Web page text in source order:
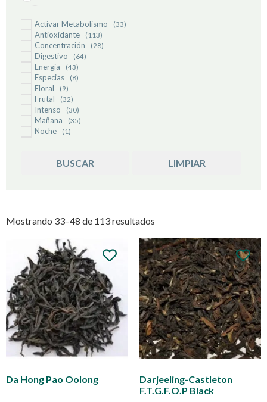
Tipos de tés (41)
Descafeinados (4)
Oolong (12)
Pu Erh (6)
Té Blanco
Té Chai
Té Inglés
Té Matcha
Té Negro
Té Verde
Activar Metabolismo (33)
Antioxidante (113)
Concentración (28)
Digestivo (64)
Energia (43)
Especias (8)
Floral (9)
Frutal (32)
Intenso (30)
Mañana (35)
Noche (1)
(35)
BUSCAR LIMPIAR
Mostrando 33–48 de 113 resultados
Da Hong Pao Oolong
Darjeeling-Castleton
F.T.G.F.O.P Black